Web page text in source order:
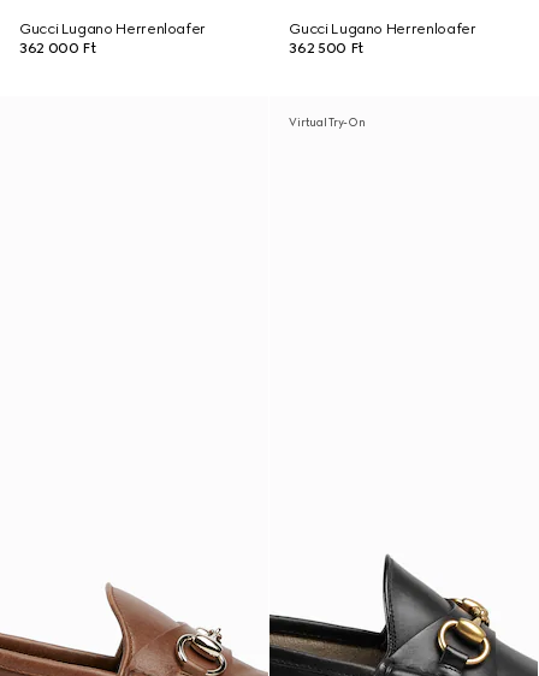
Gucci Lugano Herrenloafer
362 000 Ft
Gucci Lugano Herrenloafer
362 500 Ft
Virtual Try-On